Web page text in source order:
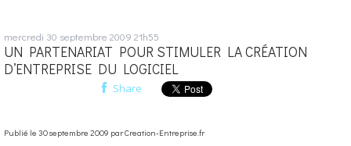
mercredi 30 septembre 2009 21h55
UN PARTENARIAT POUR STIMULER LA CRÉATION
D’ENTREPRISE DU LOGICIEL
Share
Publié le 30 septembre 2009 par Creation-Entreprise.fr